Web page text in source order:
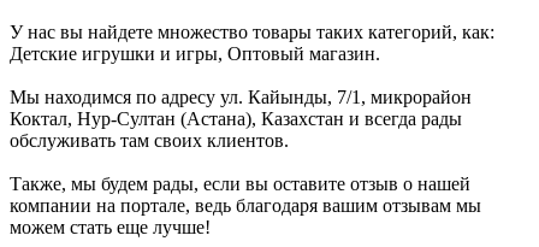
У нас вы найдете множество товары таких категорий, как:
Детские игрушки и игры, Оптовый магазин.
Мы находимся по адресу ул. Кайынды, 7/1, микрорайон
Коктал, Нур-Султан (Астана), Казахстан и всегда рады
обслуживать там своих клиентов.
Также, мы будем рады, если вы оставите отзыв о нашей
компании на портале, ведь благодаря вашим отзывам мы
можем стать еще лучше!